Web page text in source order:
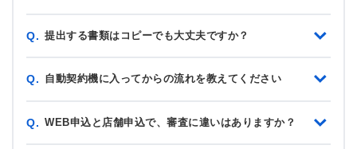
Q. 提出する書類はコピーでも大丈夫ですか？
Q. 自動契約機に入ってからの流れを教えてください
Q. WEB申込と店舗申込で、審査に違いはありますか？